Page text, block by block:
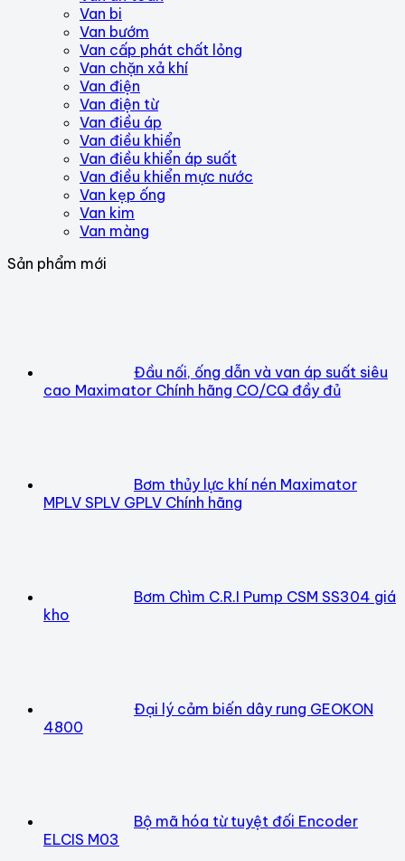
Van bi
Van bướm
Van cấp phát chất lỏng
Van chặn xả khí
Van điện
Van điện từ
Van điều áp
Van điều khiển
Van điều khiển áp suất
Van điều khiển mực nước
Van kẹp ống
Van kim
Van màng
Sản phẩm mới
Đầu nối, ống dẫn và van áp suất siêu
cao Maximator Chính hãng CO/CQ đầy đủ
Bơm thủy lực khí nén Maximator
MPLV SPLV GPLV Chính hãng
Bơm Chìm C.R.I Pump CSM SS304 giá
kho
Đại lý cảm biến dây rung GEOKON
4800
Bộ mã hóa từ tuyệt đối Encoder
ELCIS M03